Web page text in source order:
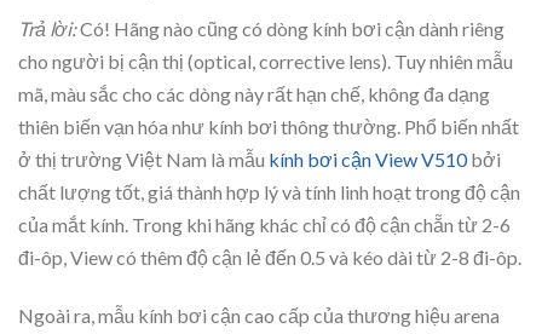
Trả lời:Có! Hãng nào cũng có dòng kính bơi cận dành riêng
cho người bị cận thị (optical, corrective lens). Tuy nhiên mẫu
mã, màu sắc cho các dòng này rất hạn chế, không đa dạng
thiên biến vạn hóa như kính bơi thông thường. Phổ biến nhất
ở thị trường Việt Nam là mẫu kính bơi cận View V510bởi
chất lượng tốt, giá thành hợp lý và tính linh hoạt trong độ cận
của mắt kính. Trong khi hãng khác chỉ có độ cận chẵn từ 2-6
đi-ôp, View có thêm độ cận lẻ đến 0.5 và kéo dài từ 2-8 đi-ôp.
Ngoài ra, mẫu kính bơi cận cao cấp của thương hiệu arena